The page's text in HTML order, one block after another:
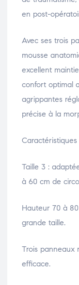
en post-
Avec ses trois
mousse
excellent
confort optimal
agrippantes
précise à la
Caractéristiques
Taille 3 :
à 60 cm de
Hauteur 70 à
grande taille.
Trois panneaux
efficace.